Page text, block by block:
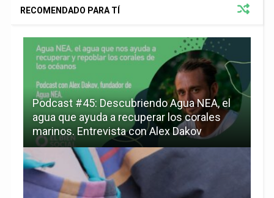
RECOMENDADO PARA TÍ
Podcast #45: Descubriendo Agua NEA, el
agua que ayuda a recuperar los corales
marinos. Entrevista con Alex Dakov